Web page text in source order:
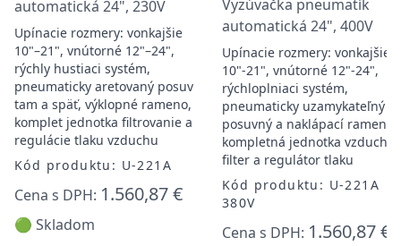
automatická 24", 230V
Upínacie rozmery: vonkajšie
10"–21", vnútorné 12"–24",
rýchly hustiaci systém,
pneumaticky aretovaný posuv
tam a späť, výklopné rameno,
komplet jednotka filtrovanie a
regulácie tlaku vzduchu
Kód produktu: U-221A
Cena s DPH: 1.560,87 €
🟢 Skladom
Vyzúvačka pneumatík
automatická 24", 400V
Upínacie rozmery: vonkajšie
10"-21", vnútorné 12"-24",
rýchloplniaci systém,
pneumaticky uzamykateľný
posuvný a naklápací rameno,
kompletná jednotka
filter a regulátor tlaku
Kód produktu: U-221A
380V
Cena s DPH: 1.560,87 €